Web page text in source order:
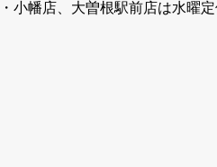
幡店、大曽根駅前店は水曜定